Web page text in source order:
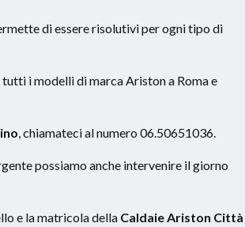
di essere risolutivi per ogni tipo di
i modelli di marca Ariston a Roma e
, chiamateci al numero 06.50651036.
possiamo anche intervenire il giorno
e la matricola della Caldaie Ariston Città